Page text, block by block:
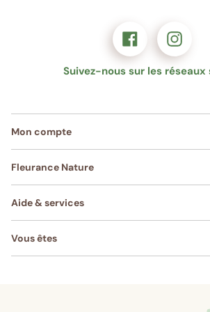
Suivez-nous sur les réseaux
Mon compte
Fleurance Nature
Aide & services
Vous êtes